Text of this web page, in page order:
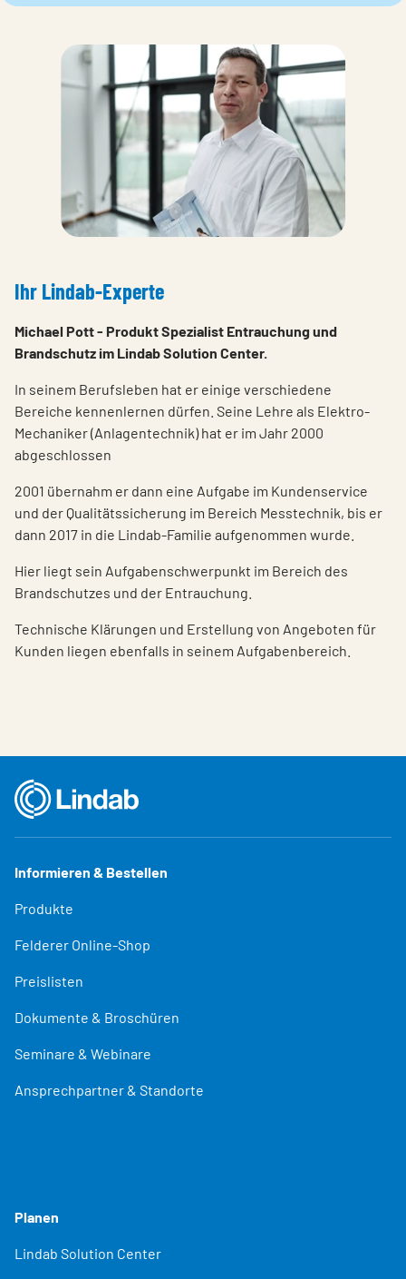
Ihr Lindab-Experte
Michael Pott - Produkt Spezialist Entrauchung und
Brandschutz im Lindab Solution Center.
In seinem Berufsleben hat er einige verschiedene
Bereiche kennenlernen dürfen. Seine Lehre als Elektro-
Mechaniker (Anlagentechnik) hat er im Jahr 2000
abgeschlossen
2001 übernahm er dann eine Aufgabe im Kundenservice
und der Qualitätssicherung im Bereich Messtechnik, bis er
dann 2017 in die Lindab-Familie aufgenommen wurde.
Hier liegt sein Aufgabenschwerpunkt im Bereich des
Brandschutzes und der Entrauchung.
Technische Klärungen und Erstellung von Angeboten für
Kunden liegen ebenfalls in seinem Aufgabenbereich.
Informieren & Bestellen
Produkte
Felderer Online-Shop
Preislisten
Dokumente & Broschüren
Seminare & Webinare
Ansprechpartner & Standorte
Planen
Lindab Solution Center